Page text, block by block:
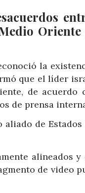
la
que el líder
de acuerdo
de prensa
de
alineados
de video